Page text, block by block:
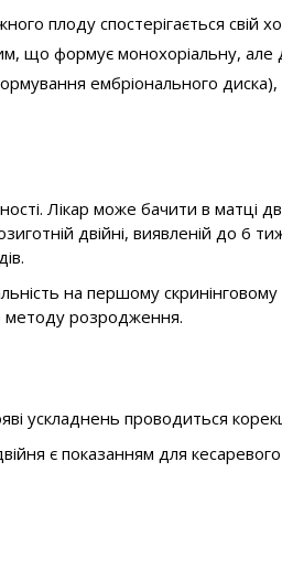
плоду спостерігається свій
що формує монохоріальну, але
ембріонального
Лікар може бачити в матці
двійні, виявленій до 6
на першому
методу розродження.
ускладнень проводиться
є показанням для